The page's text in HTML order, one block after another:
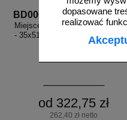
dopasowane
realizować
BD006
Miejsce zbiórki ewakuowanych
- 35x51,8 cm - znak
przestrzenny 3D
od 322,75 zł
262,40 zł netto